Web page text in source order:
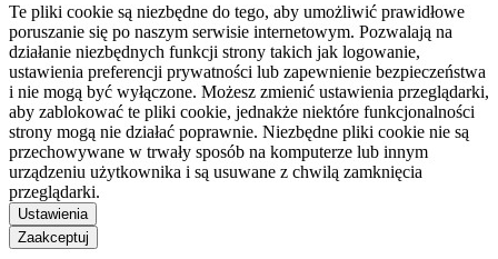
Te pliki cookie są niezbędne do tego, aby umożliwić prawidłowe
poruszanie się po naszym serwisie internetowym. Pozwalają na
działanie niezbędnych funkcji strony takich jak logowanie,
ustawienia preferencji prywatności lub zapewnienie bezpieczeństwa
i nie mogą być wyłączone. Możesz zmienić ustawienia przeglądarki,
aby zablokować te pliki cookie, jednakże niektóre funkcjonalności
strony mogą nie działać poprawnie. Niezbędne pliki cookie nie są
przechowywane w trwały sposób na komputerze lub innym
urządzeniu użytkownika i są usuwane z chwilą zamknięcia
przeglądarki.
Ustawienia
Zaakceptuj